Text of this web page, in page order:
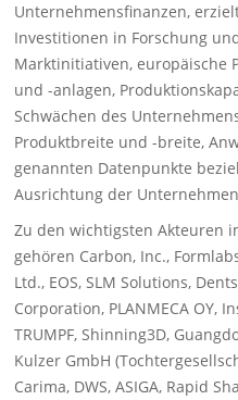
Unternehmensfinanzen,
Investitionen in Forschung
Marktinitiativen, europäische
und -anlagen,
Schwächen des
Produktbreite und -breite,
genannten Datenpunkte
Ausrichtung der
Zu den wichtigsten Akteuren
gehören Carbon, Inc.,
Ltd., EOS, SLM Solutions,
Corporation, PLANMECA OY,
TRUMPF, Shinning3D,
Kulzer GmbH
Carima, DWS, ASIGA, Rapid